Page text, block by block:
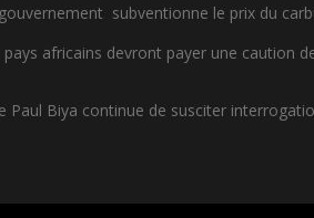
subventionne le prix du
africains devront payer une caution
Paul Biya continue de susciter